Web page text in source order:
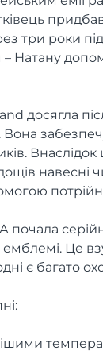
три роки
Натану
досягла
Вона
навесні
почала
Це
є багато